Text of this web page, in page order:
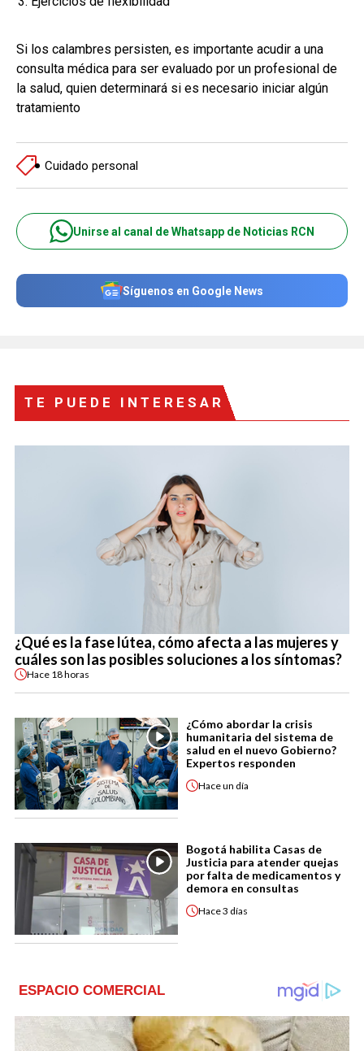
Si los calambres persisten, es importante acudir a una
consulta médica para ser evaluado por un profesional de
la salud, quien determinará si es necesario iniciar algún
tratamiento
Cuidado personal
Unirse al canal de Whatsapp de Noticias RCN
Síguenos en Google News
TE PUEDE INTERESAR
¿Qué es la fase lútea, cómo afecta a las mujeres y
cuáles son las posibles soluciones a los síntomas?
Hace 18 horas
¿Cómo abordar la crisis
humanitaria del sistema de
salud en el nuevo Gobierno?
Expertos responden
Haceun día
Bogotá habilita Casas de
Justicia para atender quejas
por falta de medicamentos y
demora en consultas
Hace3 días